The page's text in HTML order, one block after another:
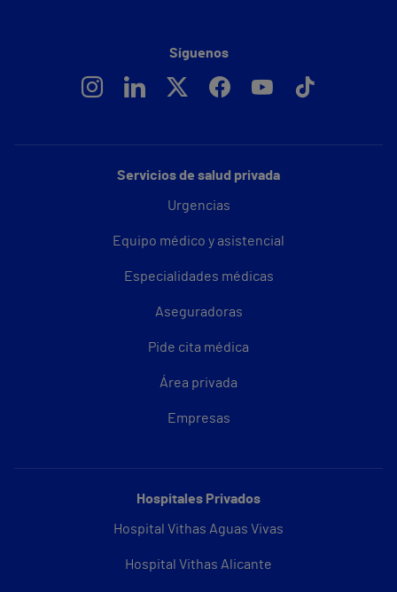
Servicios de salud privada
Urgencias
Equipo médico y asistencial
Especialidades médicas
Aseguradoras
Pide cita médica
Área privada
Empresas
Hospitales Privados
Hospital Vithas Aguas Vivas
Hospital Vithas Alicante
Síguenos